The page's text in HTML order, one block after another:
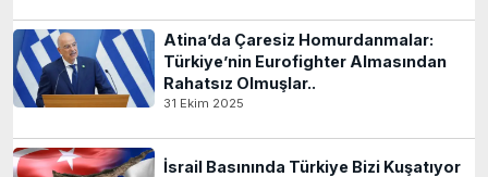
Atina’da Çaresiz Homurdanmalar:
Türkiye’nin Eurofighter Almasından
Rahatsız Olmuşlar..
31 Ekim 2025
İsrail Basınında Türkiye Bizi Kuşatıyor